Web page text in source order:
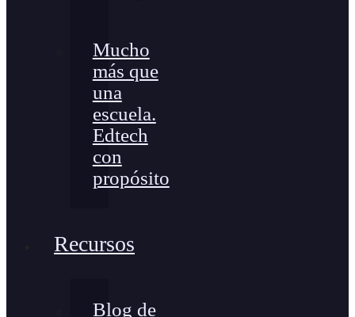
Mucho
más que
una
escuela.
Edtech
con
propósito
Recursos
Blog de